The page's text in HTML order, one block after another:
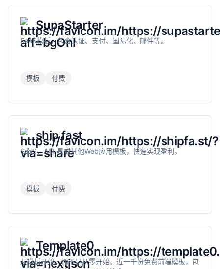
SupaStarter
SaaS模板，包含认证、支付、国际化、邮件等。
模板 付费
ship fast
SaaS、AI工具或其他Web应用模板，快速实现盈利。
模板 付费
Template0
从模板开始，而不是从零开始。近一千份免费前端模板，包